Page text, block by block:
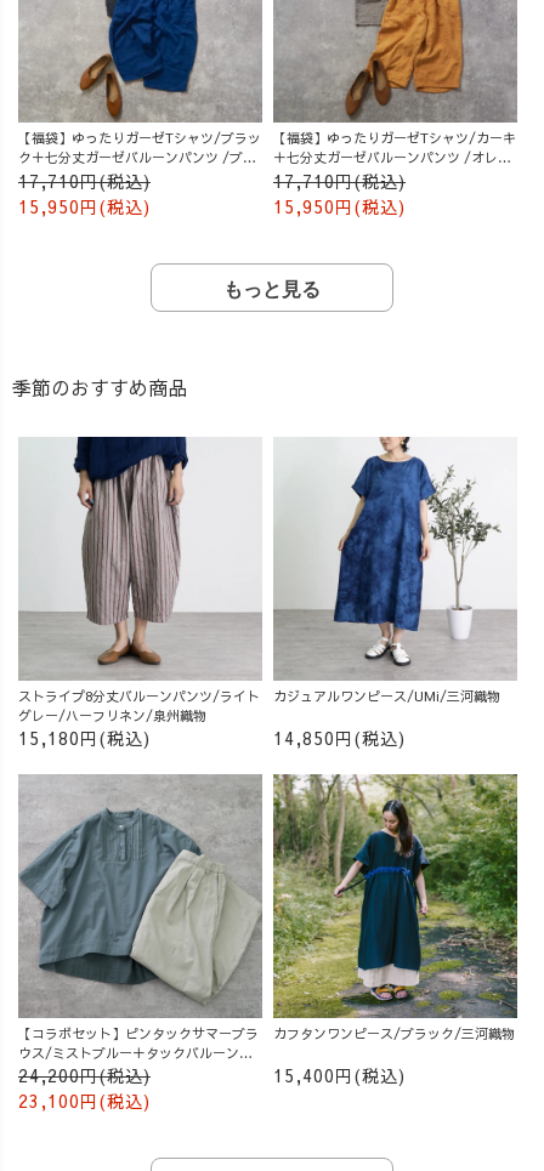
【福袋】ゆったりガーゼTシャツ/ブラッ
ク＋七分丈ガーゼバルーンパンツ /ブル
ー
17,710円(税込)
15,950円(税込)
【福袋】ゆったりガーゼTシャツ/カーキ
＋七分丈ガーゼバルーンパンツ /オレン
ジ
17,710円(税込)
15,950円(税込)
もっと見る
季節のおすすめ商品
ストライプ8分丈バルーンパンツ/ライト
グレー/ハーフリネン/泉州織物
15,180円(税込)
カジュアルワンピース/UMi/三河織物
14,850円(税込)
【コラボセット】ピンタックサマーブラ
ウス/ミストブルー＋タックバルーンパ
ンツ/グレージュ
24,200円(税込)
23,100円(税込)
カフタンワンピース/ブラック/三河織物
15,400円(税込)